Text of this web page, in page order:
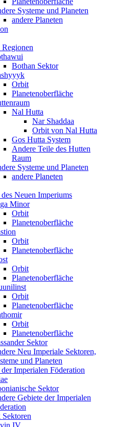
Systeme und Planeten
andere Planeten
Bothan Sektor
Orbit
Planetenoberfläche
Nal Hutta
Nar Shaddaa
Orbit von Nal Hutta
Gos Hutta System
Andere Teile des Hutten
Raum
Systeme und Planeten
andere Planeten
des Neuen Imperiums
Minor
Orbit
Planetenoberfläche
Orbit
Planetenoberfläche
Orbit
Planetenoberfläche
Orbit
Planetenoberfläche
Orbit
Planetenoberfläche
Sektor
Neu Imperiale Sektoren,
und Planeten
der Imperialen Föderation
Sektor
Gebiete der Imperialen
IV